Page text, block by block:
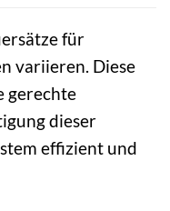
für
variieren. Diese
gerechte
dieser
effizient und